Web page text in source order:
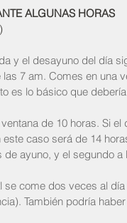
ALGUNAS HORAS
y el desayuno del día
7 am. Comes en una
es lo básico que
de 10 horas. Si el
caso será de 14
ayuno, y el segundo a
se come dos veces al
También podría